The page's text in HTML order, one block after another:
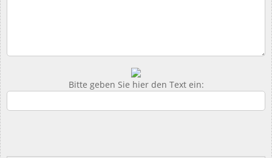
Bitte geben Sie hier den Text ein: